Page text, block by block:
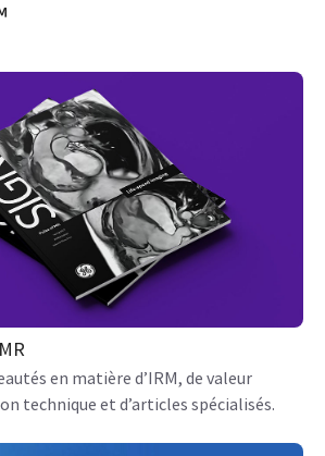
en matière d’IRM, de valeur
technique et d’articles spécialisés.